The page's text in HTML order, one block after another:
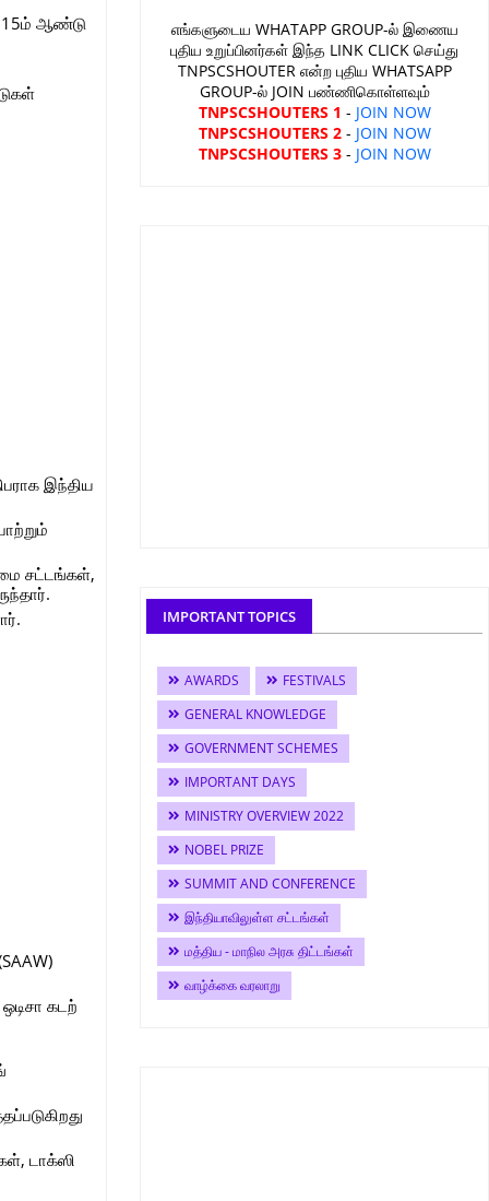
ஆண்டு
இந்திய
சட்டங்கள்,
கடற்
டாக்ஸி
எங்களுடைய WHATAPP GROUP-ல் இணைய
புதிய உறுப்பினர்கள் இந்த LINK CLICK செய்து
TNPSCSHOUTER என்ற புதிய WHATSAPP
GROUP-ல் JOIN பண்ணிகொள்ளவும்
TNPSCSHOUTERS 1 - JOIN NOW
TNPSCSHOUTERS 2- JOIN NOW
TNPSCSHOUTERS 3- JOIN NOW
IMPORTANT TOPICS
AWARDS
FESTIVALS
GENERAL KNOWLEDGE
GOVERNMENT SCHEMES
IMPORTANT DAYS
MINISTRY OVERVIEW 2022
NOBEL PRIZE
SUMMIT AND CONFERENCE
இந்தியாவிலுள்ள சட்டங்கள்
மத்திய - மாநில அரசு திட்டங்கள்
வாழ்க்கை வரலாறு